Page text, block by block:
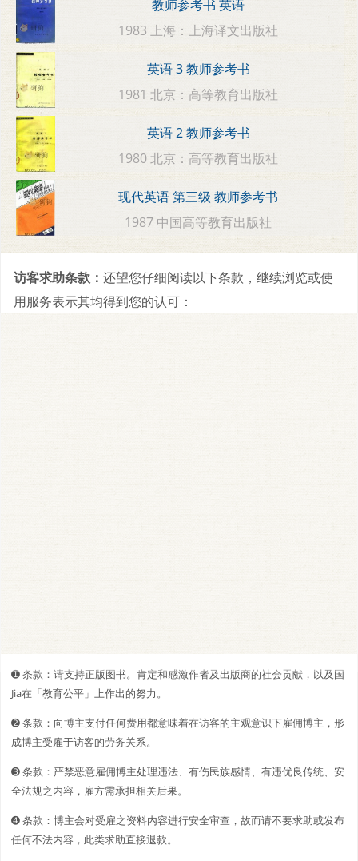
教师参考书 英语
1983 上海：上海译文出版社
英语 3 教师参考书
1981 北京：高等教育出版社
英语 2 教师参考书
1980 北京：高等教育出版社
现代英语 第三级 教师参考书
1987 中国高等教育出版社
访客求助条款： 还望您仔细阅读以下条款，继续浏览或使
用服务表示其均得到您的认可：
➊️ 条款：请支持正版图书。肯定和感激作者及出版商的社会贡献，以及国
Jia在「教育公平」上作出的努力。
➋️️ 条款：向博主支付任何费用都意味着在访客的主观意识下雇佣博主，形
成博主受雇于访客的劳务关系。
➌ 条款：严禁恶意雇佣博主处理违法、有伤民族感情、有违优良传统、安
全法规之内容，雇方需承担相关后果。
➍ 条款：博主会对受雇之资料内容进行安全审查，故而请不要求助或发布
任何不法内容，此类求助直接退款。